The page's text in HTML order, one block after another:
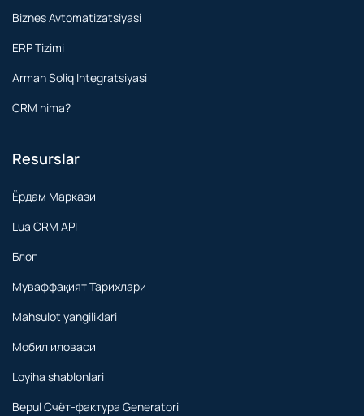
Biznes Avtomatizatsiyasi
ERP Tizimi
Arman Soliq Integratsiyasi
CRM nima?
Resurslar
Ёрдам Маркази
Lua CRM API
Блог
Муваффақият Тарихлари
Mahsulot yangiliklari
Мобил иловаси
Loyiha shablonlari
Bepul Счёт-фактура Generatori